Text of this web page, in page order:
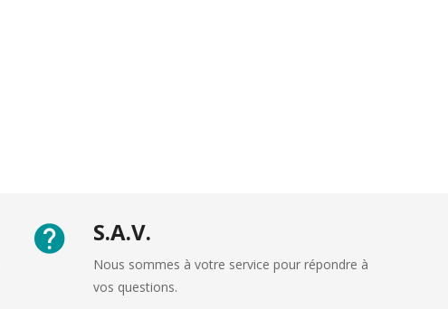
S.A.V.
Nous sommes à votre service pour répondre à
vos questions.